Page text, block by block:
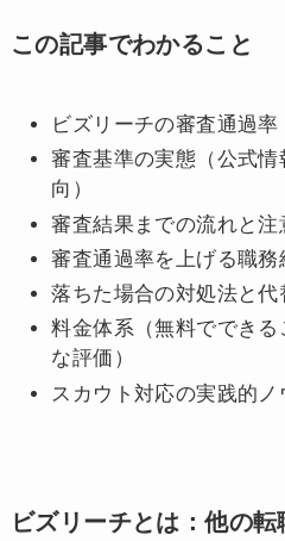
この記事でわかること
ビズリーチの審査通過率
審査基準の実態（公式
向）
審査結果までの流れと注
審査通過率を上げる職
落ちた場合の対処法と代
料金体系（無料ででき
な評価）
スカウト対応の実践的ノ
ビズリーチとは：他の